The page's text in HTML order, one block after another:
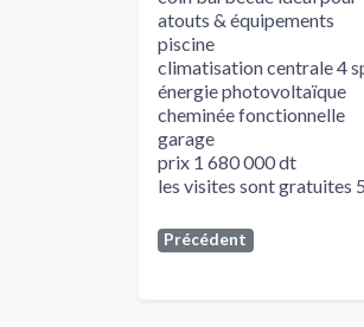
atouts & équipements
piscine
climatisation centrale 4
énergie photovoltaïque
cheminée fonctionnelle
garage
prix 1 680 000 dt
les visites sont gratuites
Précédent